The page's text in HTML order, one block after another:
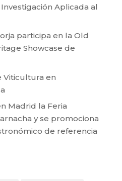
Aplicada al
participa en la Old
Showcase de
Viticultura en
Madrid la Feria
y se promociona
de referencia